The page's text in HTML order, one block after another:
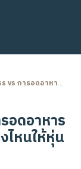
เลือกทางไหนให้หุ่นสวย สุขภาพดีแบบไม่โยโย่
อดอาหาร
ไหนให้หุ่น